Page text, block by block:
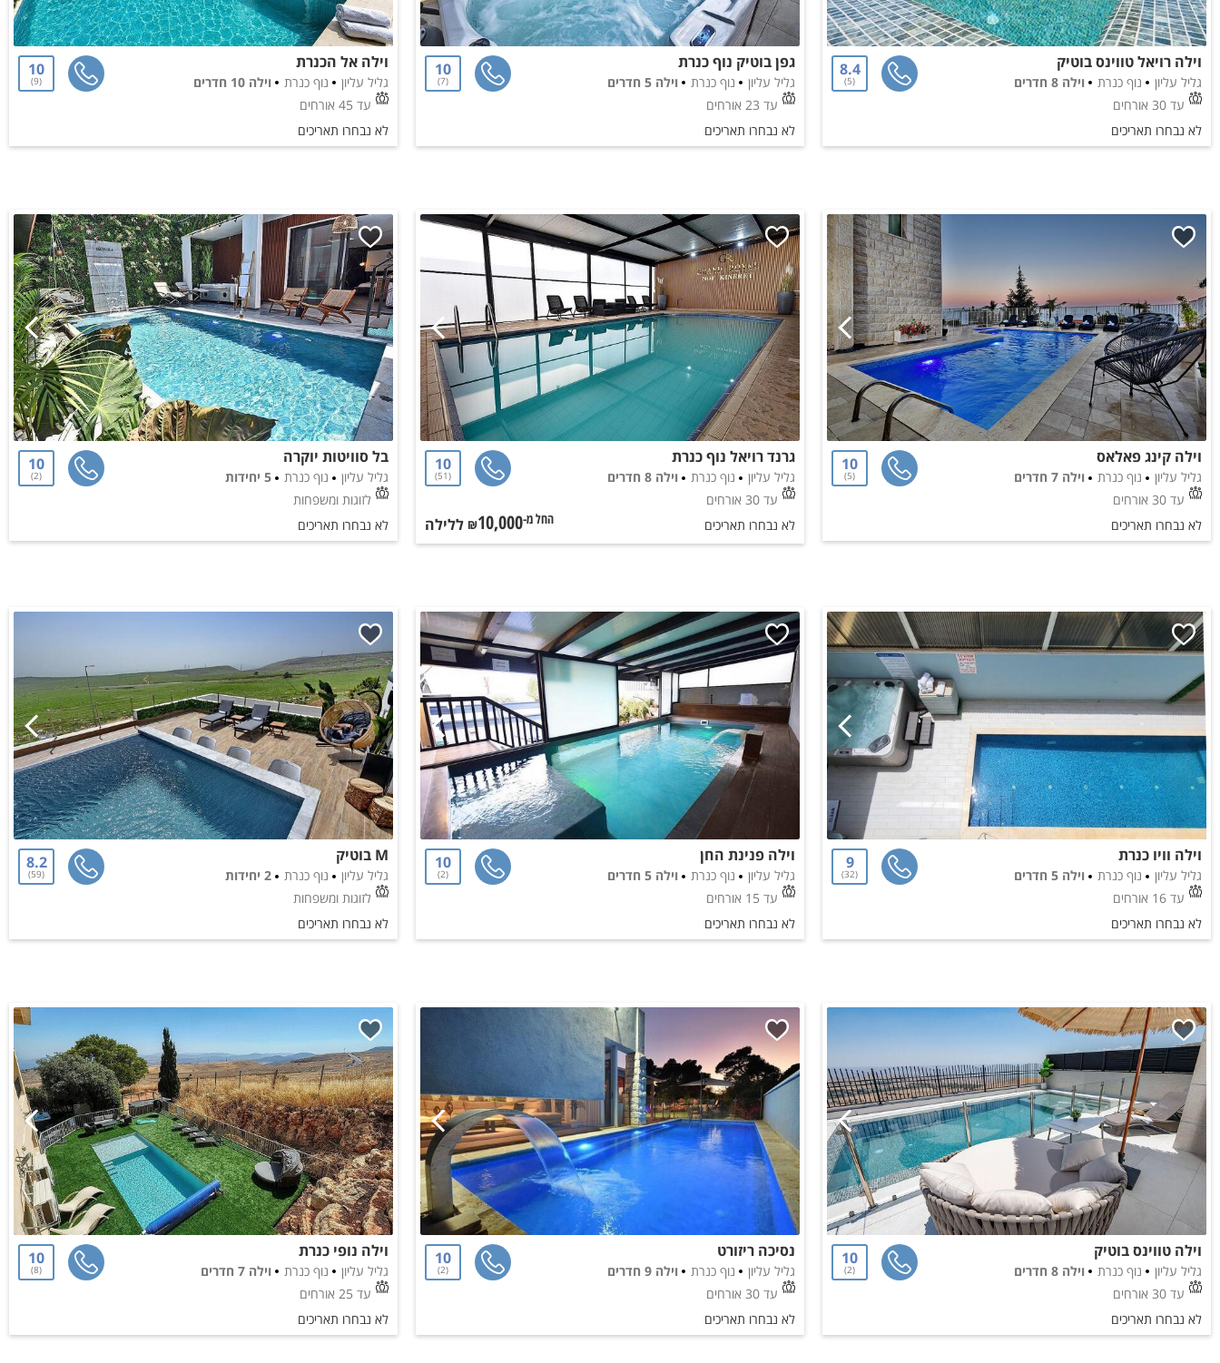
וילה רויאל טווינס בוטיק
גליל עליון נוף כנרת
וילה 8 חדרים
עד 30 אורחים
8.4
5
לא נבחרו תאריכים
גפן בוטיק נוף כנרת
גליל עליון נוף כנרת
וילה 5 חדרים
עד 23 אורחים
10
7
לא נבחרו תאריכים
וילה אל הכנרת
גליל עליון נוף כנרת
וילה 10 חדרים
עד 45 אורחים
10
9
לא נבחרו תאריכים
וילה קינג פאלאס
גליל עליון נוף כנרת
וילה 7 חדרים
עד 30 אורחים
10
5
לא נבחרו תאריכים
גרנד רויאל נוף כנרת
גליל עליון נוף כנרת
וילה 8 חדרים
עד 30 אורחים
10
51
לא נבחרו תאריכים החל מ-₪10,000 ללילה
בל סוויטות יוקרה
גליל עליון נוף כנרת
5 יחידות
לזוגות ומשפחות
10
2
לא נבחרו תאריכים
וילה וויו כנרת
גליל עליון נוף כנרת
וילה 5 חדרים
עד 16 אורחים
9
32
לא נבחרו תאריכים
וילה פנינת החן
גליל עליון נוף כנרת
וילה 5 חדרים
עד 15 אורחים
10
2
לא נבחרו תאריכים
M בוטיק
גליל עליון נוף כנרת
2 יחידות
לזוגות ומשפחות
8.2
59
לא נבחרו תאריכים
וילה טווינס בוטיק
גליל עליון נוף כנרת
וילה 8 חדרים
עד 30 אורחים
10
2
לא נבחרו תאריכים
נסיכה ריזורט
גליל עליון נוף כנרת
וילה 9 חדרים
עד 30 אורחים
10
2
לא נבחרו תאריכים
וילה נופי כנרת
גליל עליון נוף כנרת
וילה 7 חדרים
עד 25 אורחים
10
8
לא נבחרו תאריכים